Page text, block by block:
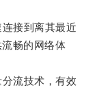
接到离其最近
畅的网络体
流技术，有效